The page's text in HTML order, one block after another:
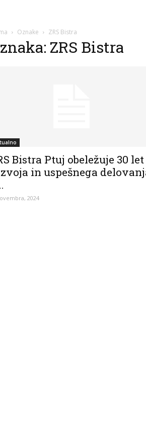
Oznake ZRS Bistra
ZRS Bistra
Bistra Ptuj obeležuje 30 let
in uspešnega
2024